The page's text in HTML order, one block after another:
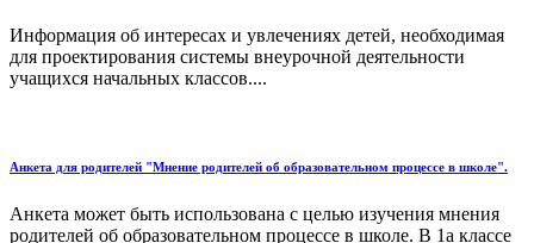
Информация об интересах и увлечениях детей, необходимая
для проектирования системы внеурочной деятельности
учащихся начальных классов....
Анкета для родителей "Мнение родителей об образовательном процессе в школе".
Анкета может быть использована с целью изучения мнения
родителей об образовательном процессе в школе. В 1а классе